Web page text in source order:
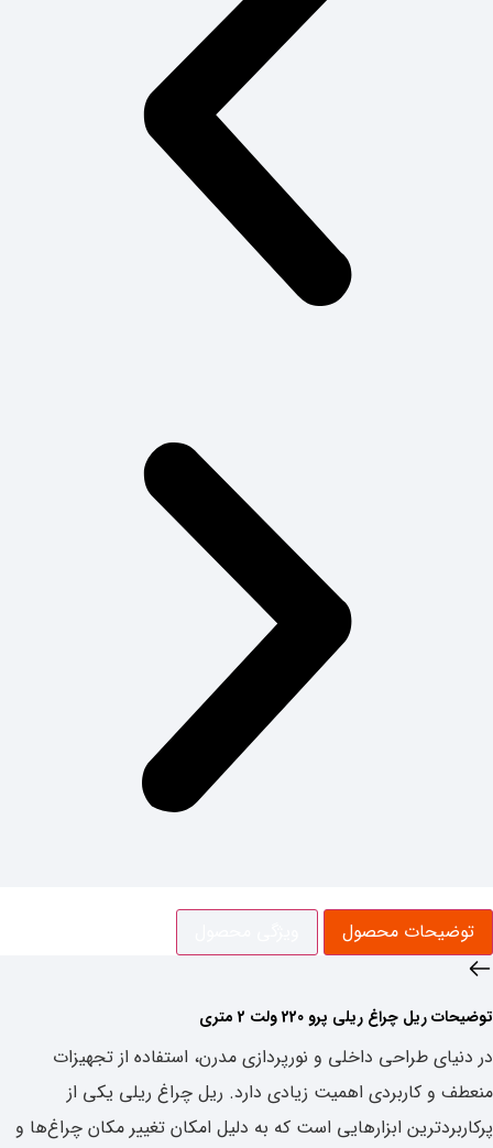
توضیحات محصول
توضیحات ‌ریل چراغ ریلی پرو 220 ولت 2 متری
در دنیای طراحی داخلی و نورپردازی مدرن، استفاده از تجهیزات
منعطف و کاربردی اهمیت زیادی دارد. ریل چراغ ریلی یکی از
پرکاربردترین ابزارهایی است که به دلیل امکان تغییر مکان چراغ‌ها و